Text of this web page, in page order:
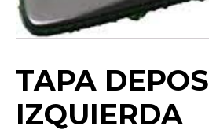
TAPA
IZQUIERDA